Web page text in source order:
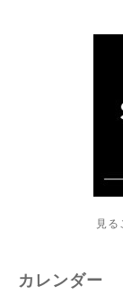
見る
カレンダー